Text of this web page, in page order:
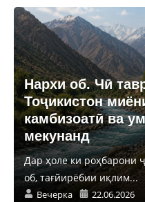
Нархи об. Чӣ
Тоҷикистон
камбизоатӣ ва
мекунанд
Дар ҳоле ки роҳбарони
об, тағйирёбии иқлим...
Вечерка 22.06.2026